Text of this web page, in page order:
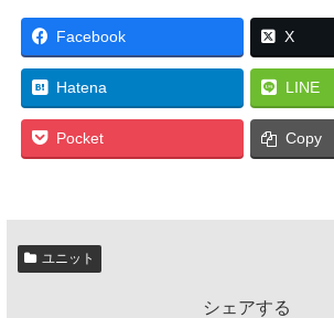
Facebook X
Hatena LINE
Pocket Copy
ユニット
シェアする